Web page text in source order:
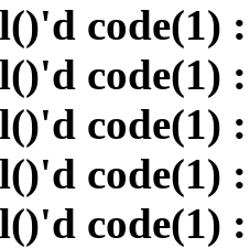
code(1)
code(1)
code(1)
code(1)
code(1)